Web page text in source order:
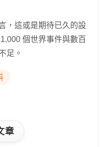
，這或是期待已久的設
個世界事件與數百
足。
章